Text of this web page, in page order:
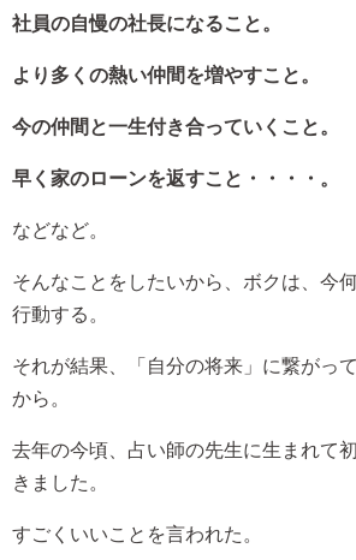
社員の自慢の社長になること。
より多くの熱い仲間を増やすこと。
今の仲間と一生付き合っていくこと。
早く家のローンを返すこと・・・・。
などなど。
そんなことをしたいから、ボクは、今
行動する。
それが結果、「自分の将来」に繋がっ
から。
去年の今頃、占い師の先生に生まれて
きました。
すごくいいことを言われた。